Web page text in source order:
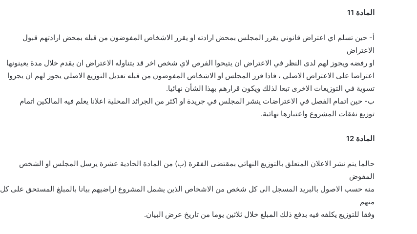
المادة 11
أ- حين تسلم اي اعتراض قانوني يقرر المجلس بمحض ارادته او يقرر الاشخاص المفوضون من قبله بمحض ارادتهم قبول
الاعتراض
او رفضه ويجوز لهم لدى النظر في الاعتراض ان يتيحوا الفرص لاي شخص اخر قد يتناوله الاعتراض ان يقدم خلال مدة يعينونها
اعتراضا على الاعتراض الاصلي ، فاذا قرر المجلس او الاشخاص المفوضون من قبله تعديل التوزيع الاصلي يجوز لهم ان يجروا
تسوية في التوزيعات الاخرى تبعا لذلك ويكون قرارهم بهذا الشأن نهائيا.
ب- حين اتمام الفصل في الاعتراضات ينشر المجلس في جريدة او اكثر من الجرائد المحلية اعلانا يعلم فيه المالكين اتمام
توزيع نفقات المشروع واعتبارها نهائية.
المادة 12
حالما يتم نشر الاعلان المتعلق بالتوزيع النهائي بمقتضى الفقرة (ب) من المادة الحادية عشرة يرسل المجلس او الشخص
المفوض
منه حسب الاصول بالبريد المسجل الى كل شخص من الاشخاص الذين يشمل المشروع اراضيهم بيانا بالمبلغ المستحق على كل
منهم
وفقا للتوزيع يكلفه فيه بدفع ذلك المبلغ خلال ثلاثين يوما من تاريخ عرض البيان.